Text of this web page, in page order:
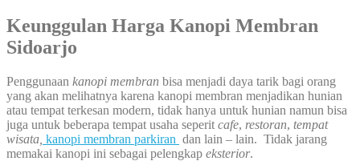
Keunggulan Harga Kanopi Membran
Sidoarjo
Penggunaan kanopi membran bisa menjadi daya tarik bagi orang
yang akan melihatnya karena kanopi membran menjadikan hunian
atau tempat terkesan modern, tidak hanya untuk hunian namun bisa
juga untuk beberapa tempat usaha seperit cafe, restoran, tempat
wisata, kanopi membran parkiran dan lain – lain. Tidak jarang
memakai kanopi ini sebagai pelengkap eksterior.